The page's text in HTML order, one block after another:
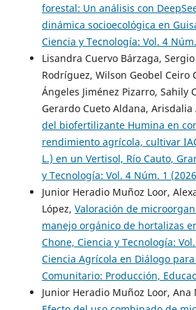
forestal: Un análisis con
dinámica socioecológica en
Ciencia y Tecnología: Vol. 4
Lisandra Cuervo Bárzaga,
Rodríguez, Wilson Geobel Ceiro
Ángeles Jiménez Pizarro, Sahily
Gerardo Cueto Aldana, Arisdalia
del biofertilizante Humina en
rendimiento agrícola, cultivar
L.) en un Vertisol, Río Cauto,
y Tecnología: Vol. 4 Núm. 1
Junior Heradio Muñoz Loor,
López, Valoración de
manejo orgánico de hortalizas
Chone, Ciencia y Tecnología:
Ciencia Agrícola en Diálogo
Comunitario: Producción,
Junior Heradio Muñoz Loor, Ana